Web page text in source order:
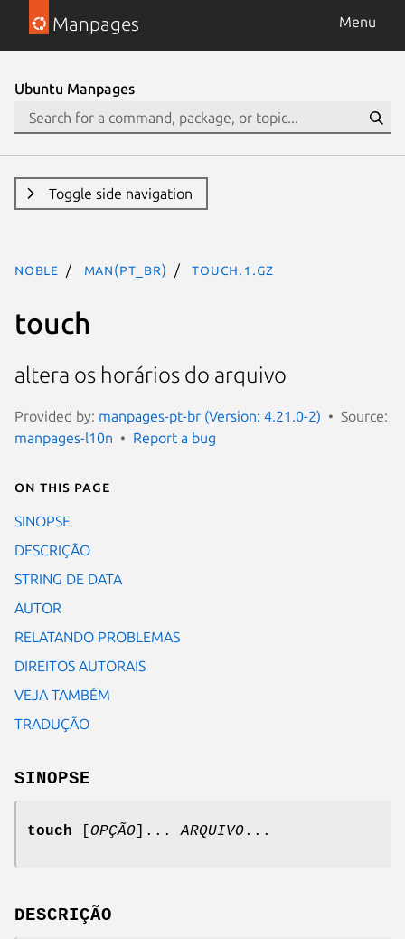
Manpages Menu
Ubuntu Manpages
Toggle side navigation
noble man(pt_BR) touch.1.gz
touch
altera os horários do arquivo
Provided by: manpages-pt-br (Version: 4.21.0-2)
Source:
manpages-l10n
Report a bug
On this page
SINOPSE
DESCRIÇÃO
STRING DE DATA
AUTOR
RELATANDO PROBLEMAS
DIREITOS AUTORAIS
VEJA TAMBÉM
TRADUÇÃO
SINOPSE
touch OPÇÃO ]...ARQUIVO...
DESCRIÇÃO